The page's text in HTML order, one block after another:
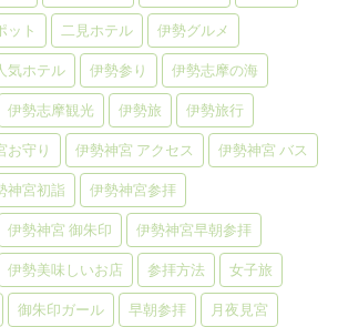
ット 二見ホテル 伊勢グルメ
気ホテル 伊勢参り 伊勢志摩の海
伊勢志摩観光 伊勢旅 伊勢旅行
お守り 伊勢神宮 アクセス 伊勢神宮 バス
神宮初詣 伊勢神宮参拝
伊勢神宮 御朱印 伊勢神宮早朝参拝
伊勢美味しいお店 参拝方法 女子旅
御朱印ガール 早朝参拝 月夜見宮